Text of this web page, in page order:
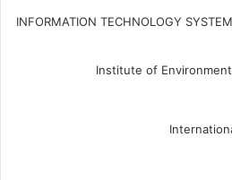
INFORMATION TECHNOLOGY
Institute of